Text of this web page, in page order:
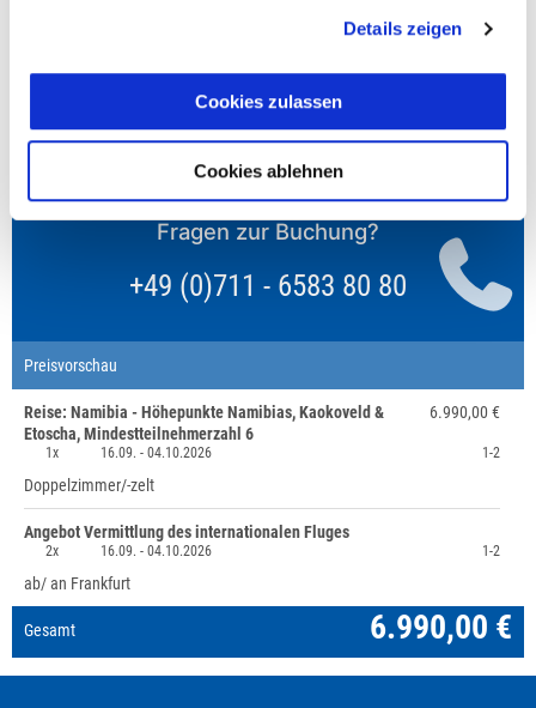
Details zeigen
Cookies zulassen
Cookies ablehnen
reduzierten oder den gesamten Einzelzimmerzuschlag.
Zuschlag zurück.
Unsere Reisen und Seminare sind nicht barrierefrei.
Fragen zur Buchung?
+49 (0)711 - 6583 80 80
Preisvorschau
6.990,00 €
Reise: Namibia - Höhepunkte Namibias, Kaokoveld &
Etoscha, Mindestteilnehmerzahl 6
1x 16.09. -04.10.2026 1-2
Doppelzimmer/-zelt
Angebot Vermittlung des internationalen Fluges
2x 16.09. -04.10.2026 1-2
ab/ an Frankfurt
Gesamt 6.990,00 €